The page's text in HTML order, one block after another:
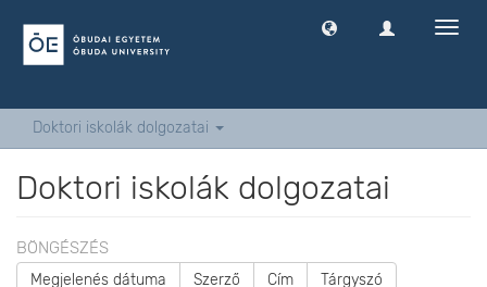
Doktori iskolák dolgozatai
Doktori iskolák dolgozatai
BÖNGÉSZÉS
Megjelenés dátuma Szerző Cím Tárgyszó